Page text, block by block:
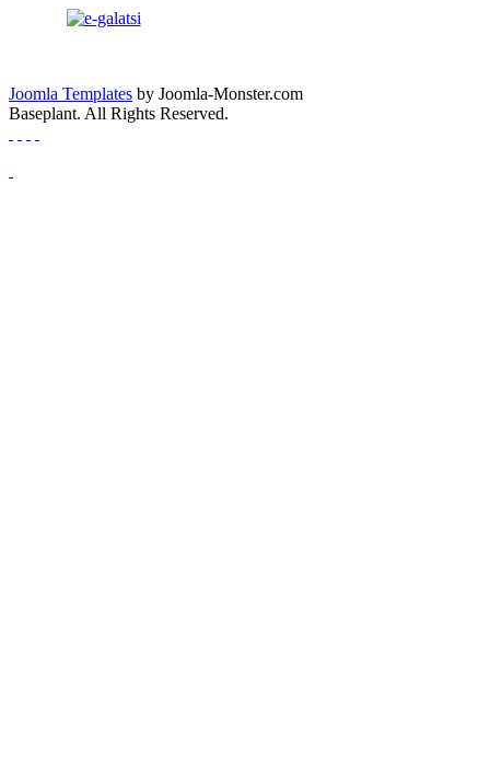
Joomla Templates by Joomla-Monster.com
Baseplant. All Rights Reserved.